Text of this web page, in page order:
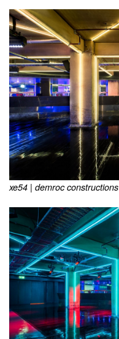
xe54 | demroc constructions